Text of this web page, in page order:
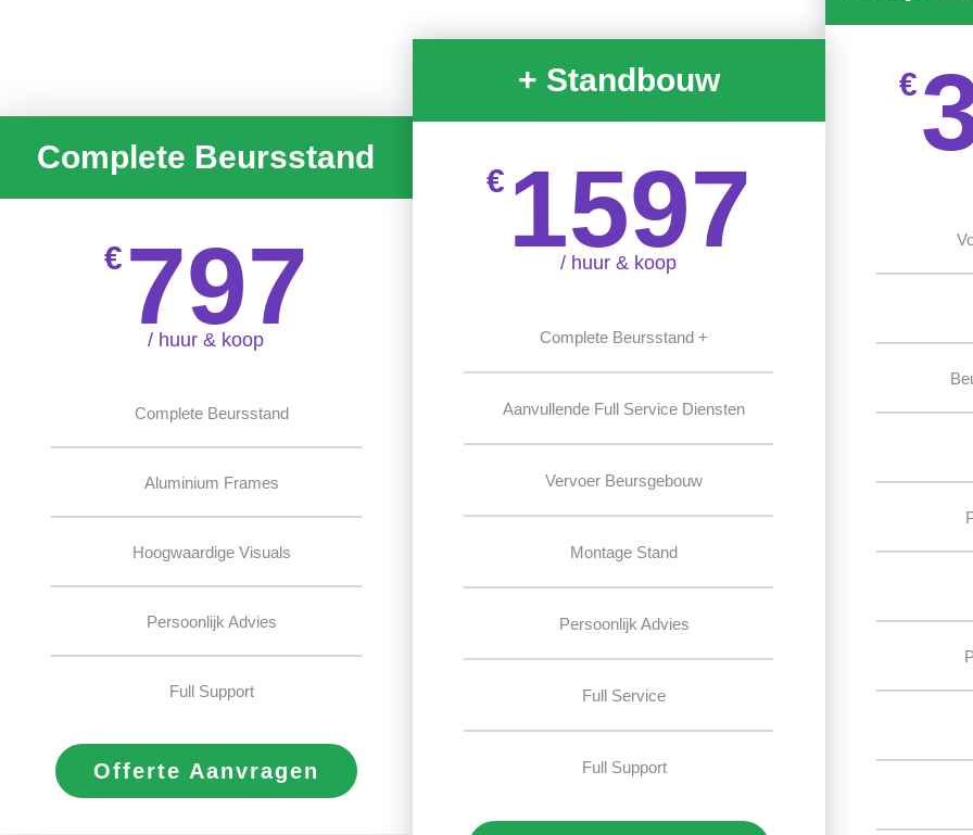
Complete Beursstand
€ 797
/ huur & koop
Complete Beursstand
Aluminium Frames
Hoogwaardige Visuals
Persoonlijk Advies
Full Support
Offerte Aanvragen
+ Standbouw
€ 1597
/ huur & koop
Complete Beursstand +
Aanvullende Full Service Diensten
Vervoer Beursgebouw
Montage Stand
Persoonlijk Advies
Full Service
Full Support
€